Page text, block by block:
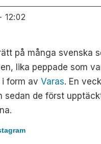
12:02
på många svenska
lika peppade som
i form avVaras. En
sedan de först